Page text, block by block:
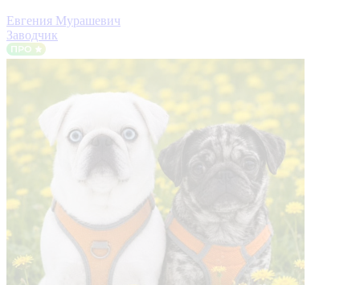
Евгения Мурашевич
Заводчик